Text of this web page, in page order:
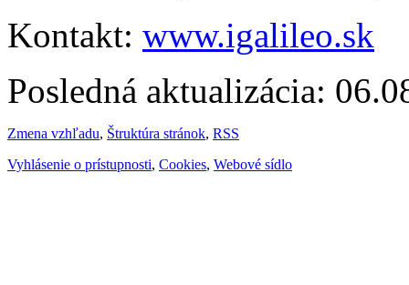
Kontakt: www.igalileo.sk
Posledná aktualizácia:
Zmena vzhľadu, Štruktúra stránok, RSS
Vyhlásenie o prístupnosti, Cookies, Webové sídlo